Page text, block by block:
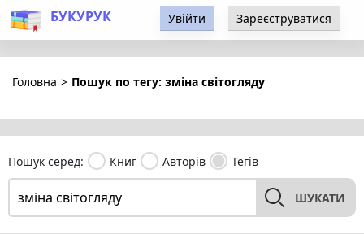
БУКУРУК Увійти Зареєструватися
Головна > Пошук по тегу: зміна світогляду
Пошук серед: Книг Авторів Тегів
ШУКАТИ